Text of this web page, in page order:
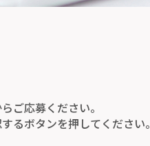
ご応募ください。
るボタンを押してください。